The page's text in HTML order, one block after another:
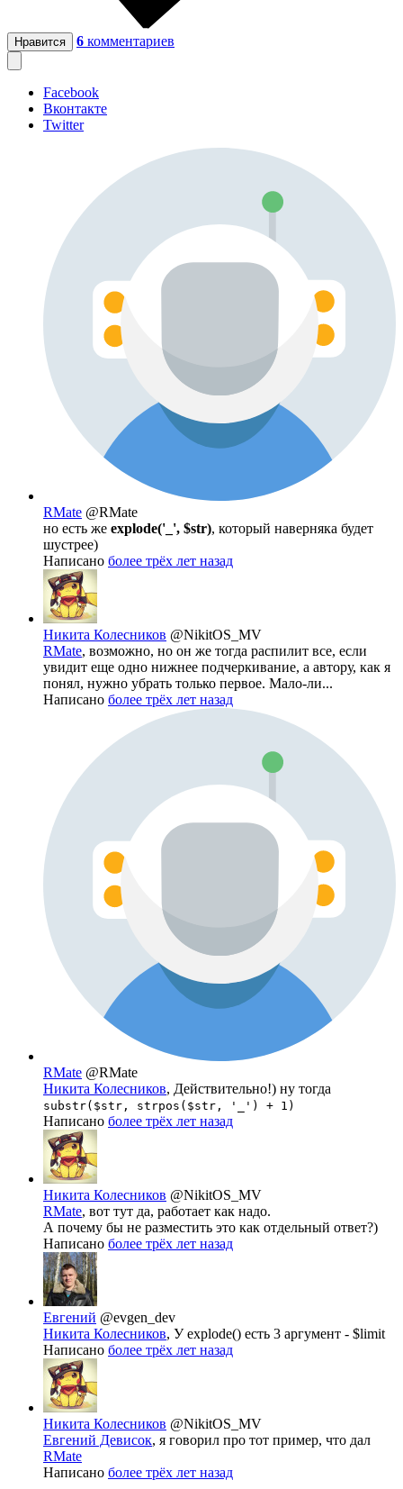
Нравится 6 комментариев
Facebook
Вконтакте
Twitter
RMate @RMate
но есть же explode('_', $str), который наверняка будет
шустрее)
Написано более трёх лет назад
Никита Колесников @NikitOS_MV
RMate, возможно, но он же тогда распилит все, если
увидит еще одно нижнее подчеркивание, а автору, как я
понял, нужно убрать только первое. Мало-ли...
Написано более трёх лет назад
RMate @RMate
Никита Колесников, Действительно!) ну тогда
substr($str, strpos($str, '_') + 1)
Написано более трёх лет назад
Никита Колесников @NikitOS_MV
RMate, вот тут да, работает как надо.
А почему бы не разместить это как отдельный ответ?)
Написано более трёх лет назад
Евгений @evgen_dev
Никита Колесников, У explode() есть 3 аргумент - $limit
Написано более трёх лет назад
Никита Колесников @NikitOS_MV
Евгений Девисок, я говорил про тот пример, что дал
RMate
Написано более трёх лет назад